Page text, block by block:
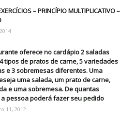
– PRINCÍPIO MULTIPLICATIVO –
oferece no cardápio 2 saladas
tipos de pratos de carne, 5 variedades
e 3 sobremesas diferentes. Uma
uma salada, um prato de carne,
e uma sobremesa. De quantas
pessoa poderá fazer seu pedido
11, 2012